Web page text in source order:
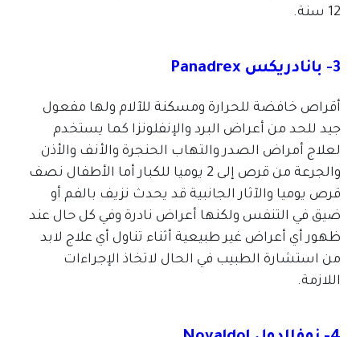
12 سنة.
3- بانادريكس Panadrex
أقراص خافضة للحرارة ومسكنة للآلام ولها مفعول
جيد للحد من أعراض البرد والإنفلونزا كما يستخدم
لعلاج أمراض الصدر والتهاب الحنجرة والأنف والأذن
والجرعة من قرص إلى 2 يوميا للكبار أما الأطفال نصف
قرص يوميا والآثار الجانبية قد يحدث نزيف بالفم أو
ضيق في التنفس ولكنها أعراض نادرة وفي كل حال عند
ظهور أي أعراض غير طبيعية أثناء تناول أي علاج لابد
من استشارة الطبيب في الحال لاتخاذ الإجراءات
اللازمة.